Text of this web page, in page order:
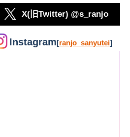
X(旧Twitter) @s_ranjo
Instagram[ranjo_sanyutei]